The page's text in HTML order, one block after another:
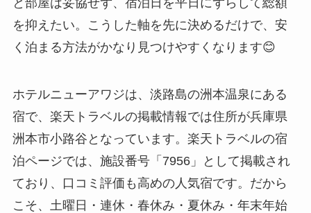
を抑えたい。こうした軸を先に決めるだけで、安
く泊まる方法がかなり見つけやすくなります😊
ホテルニューアワジは、淡路島の洲本温泉にある
宿で、楽天トラベルの掲載情報では住所が兵庫県
洲本市小路谷となっています。楽天トラベルの宿
泊ページでは、施設番号「7956」として掲載され
ており、口コミ評価も高めの人気宿です。だから
こそ、土曜日・連休・春休み・夏休み・年末年始